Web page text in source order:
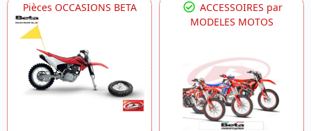
Pièces OCCASIONS BETA
ACCESSOIRES par
MODELES MOTOS